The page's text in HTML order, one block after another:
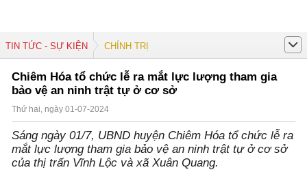
TIN TỨC - SỰ KIỆN CHÍNH TRỊ
Chiêm Hóa tổ chức lễ ra mắt lực lượng tham gia
bảo vệ an ninh trật tự ở cơ sở
Thứ hai, ngày 01-07-2024
Sáng ngày 01/7, UBND huyện Chiêm Hóa tổ chức lễ ra
mắt lực lượng tham gia bảo vệ an ninh trật tự ở cơ sở
của thị trấn Vĩnh Lộc và xã Xuân Quang.